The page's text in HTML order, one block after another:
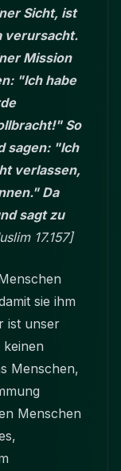
Sicht, ist
verursacht.
Mission
"Ich habe
So
sagen: "Ich
verlassen,
Da
sagt zu
17.157]
sie ihm
ist unser
Menschen,
Menschen